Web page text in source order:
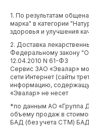
1. По результатам
марка" в категории
здоровья и улучшения
2. Доставка
Федеральному закону
12.04.2010 N 61-ФЗ
Сервис ЗАО «Эвалар»
сети Интернет (сайты
информацию,
«Эвалар» не несет
*по данным АО «Группа
объему продаж в
БАД (без учета СТМ)